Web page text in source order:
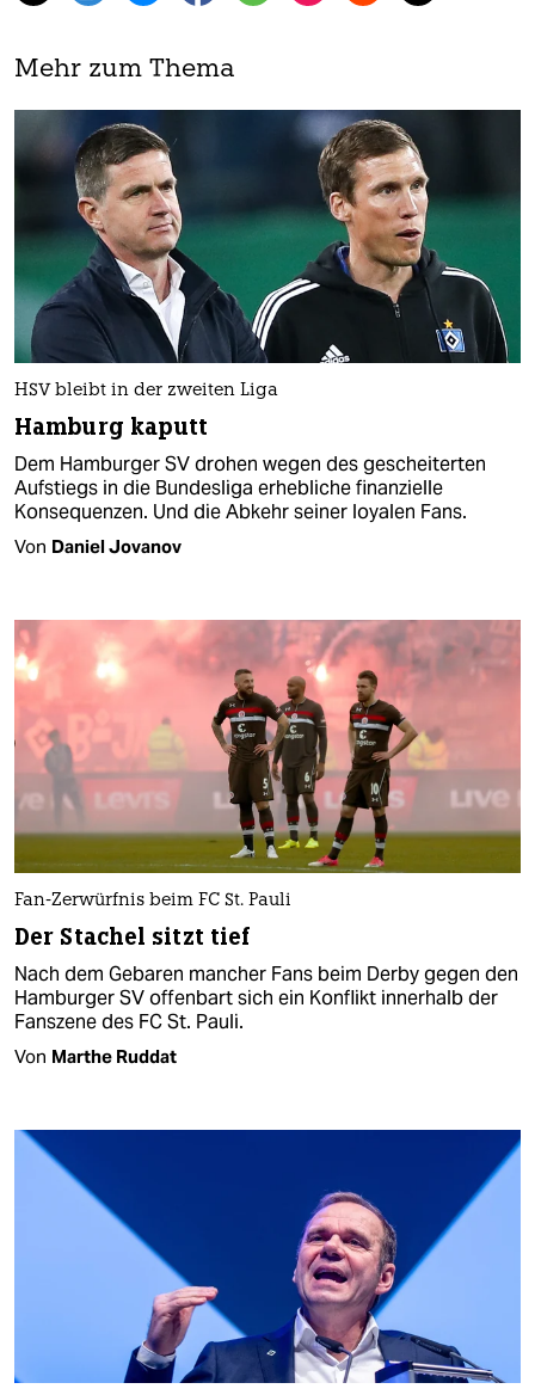
Mehr zum Thema
HSV bleibt in der zweiten Liga
Hamburg kaputt
Dem Hamburger SV drohen wegen des gescheiterten
Aufstiegs in die Bundesliga erhebliche finanzielle
Konsequenzen. Und die Abkehr seiner loyalen Fans.
Von Daniel Jovanov
Fan-Zerwürfnis beim FC St. Pauli
Der Stachel sitzt tief
Nach dem Gebaren mancher Fans beim Derby gegen den
Hamburger SV offenbart sich ein Konflikt innerhalb der
Fanszene des FC St. Pauli.
Von Marthe Ruddat